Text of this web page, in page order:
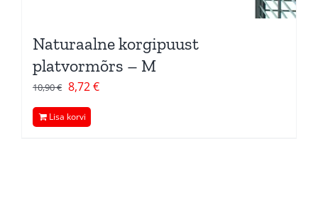
Naturaalne korgipuust
platvormõrs – M
10,90€ Algne
hind
oli:
8,72€Current
Lisa korvi